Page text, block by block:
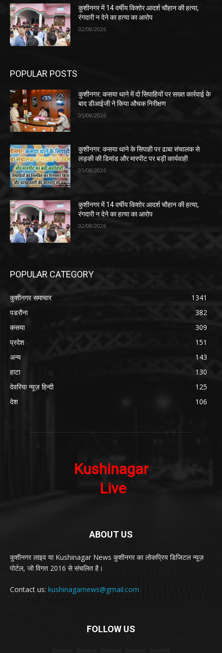
कुशीनगर में 14 वर्षीय किशोर आदर्श चौहान की हत्या,
रंगदारी न देने का हत्या का आरोप
02/08/2026
POPULAR POSTS
कुशीनगर: कसया थाने में दो सिपाहियों पर सख्त कार्रवाई के
बाद डीआईजी ने किया औचक निरीक्षण
05/08/2026
कुशीनगर: कसया थाने के सिपाही पर ढाबा संचालक से
लड़की की डिमांड और मारपीट पर बड़ी कार्यवाही
05/08/2026
कुशीनगर में 14 वर्षीय किशोर आदर्श चौहान की हत्या,
रंगदारी न देने का हत्या का आरोप
02/08/2026
POPULAR CATEGORY
कुशीनगर समाचार
1341
पडरौना
382
कसया
309
प्रदेश
151
अन्य
143
हाटा
130
देवरिया न्यूज़ हिन्दी
125
देश
106
ABOUT US
कुशीनगर लाइव या Kushinagar News कुशीनगर का लोकप्रिय डिजिटल न्यूज़
पोर्टल, जो विगत 2016 से संचलित है।
Contact us: kushinagarnews@gmail.com
FOLLOW US